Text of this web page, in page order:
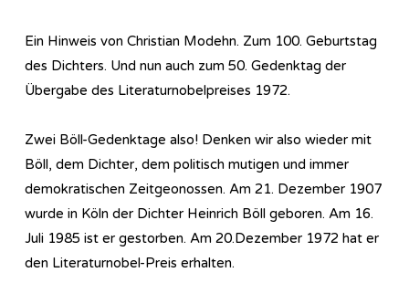
Ein Hinweis von Christian Modehn. Zum 100. Geburtstag
des Dichters. Und nun auch zum 50. Gedenktag der
Übergabe des Literaturnobelpreises 1972.
Zwei Böll-Gedenktage also! Denken wir also wieder mit
Böll, dem Dichter, dem politisch mutigen und immer
demokratischen Zeitgeonossen. Am 21. Dezember 1907
wurde in Köln der Dichter Heinrich Böll geboren. Am 16.
Juli 1985 ist er gestorben. Am 20.Dezember 1972 hat er
den Literaturnobel-Preis erhalten.